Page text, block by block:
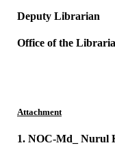
Deputy Librarian
Office of the
Attachment
1. NOC-Md_ Nurul